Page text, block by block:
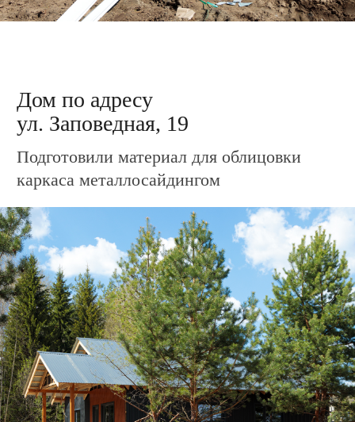
Приступили к монтажу OSB панелей
ул. Зелёная, 7